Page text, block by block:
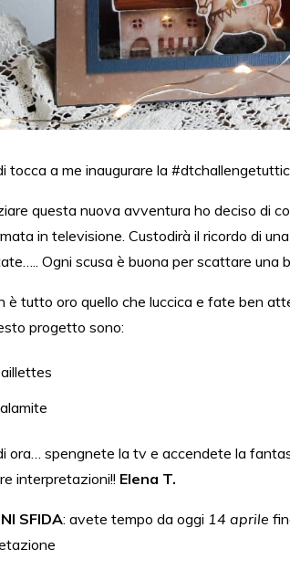
tocca a me inaugurare la
questa nuova avventura ho deciso di
in televisione. Custodirà il ricordo di
Ogni scusa è buona per scattare
è tutto oro quello che luccica e fate ben
progetto sono:
ora… spengnete la tv e accendete la
interpretazioni!! Elena T.
SFIDA: avete tempo da oggi 14 aprile